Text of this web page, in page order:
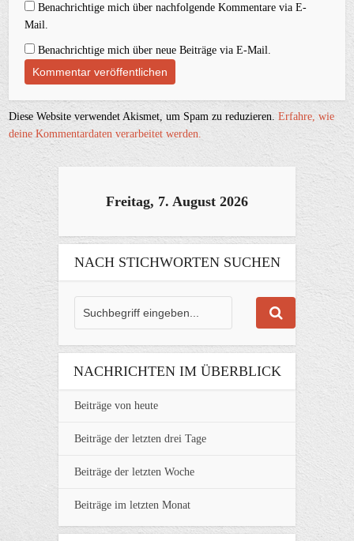
Benachrichtige mich über nachfolgende Kommentare via E-
Mail.
Benachrichtige mich über neue Beiträge via E-Mail.
Diese Website verwendet Akismet, um Spam zu reduzieren.Erfahre, wie
deine Kommentardaten verarbeitet werden.
Freitag, 7. August 2026
NACH STICHWORTEN SUCHEN
NACHRICHTEN IM ÜBERBLICK
Beiträge von heute
Beiträge der letzten drei Tage
Beiträge der letzten Woche
Beiträge im letzten Monat